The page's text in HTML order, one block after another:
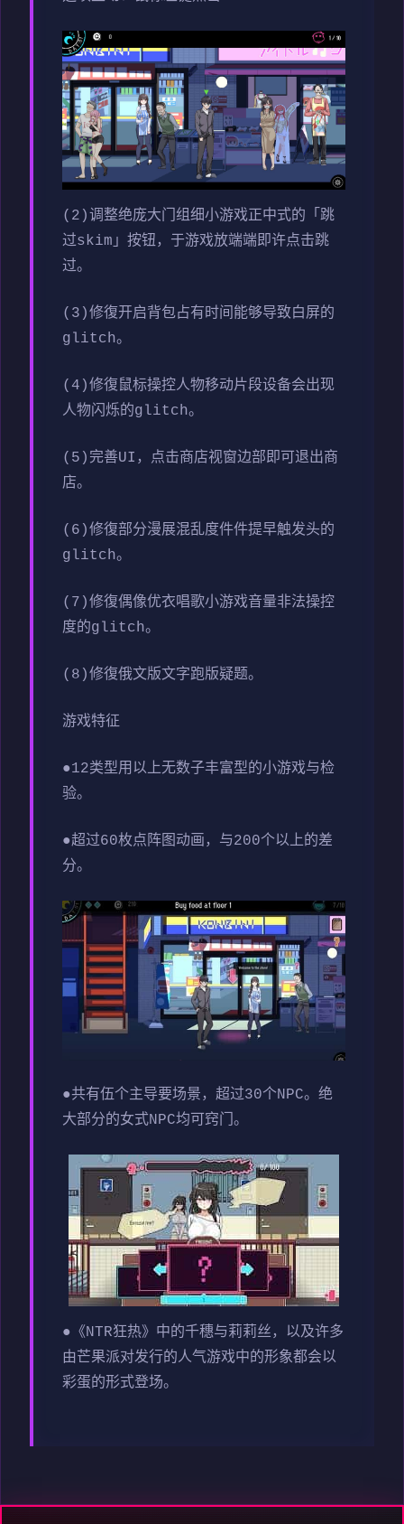
(2)调整绝庞大门组细小游戏正中式的「跳
过skim」按钮，于游戏放端端即许点击跳
过。
(3)修復开启背包占有时间能够导致白屏的
glitch。
(4)修復鼠标操控人物移动片段设备会出现
人物闪烁的glitch。
(5)完善UI，点击商店视窗边部即可退出商
店。
(6)修復部分漫展混乱度件件提早触发头的
glitch。
(7)修復偶像优衣唱歌小游戏音量非法操控
度的glitch。
(8)修復俄文版文字跑版疑题。
游戏特征
●12类型用以上无数子丰富型的小游戏与检
验。
●超过60枚点阵图动画，与200个以上的差
分。
●共有伍个主导要场景，超过30个NPC。绝
大部分的女式NPC均可窍门。
●《NTR狂热》中的千穗与莉莉丝，以及许多
由芒果派对发行的人气游戏中的形象都会以
彩蛋的形式登场。